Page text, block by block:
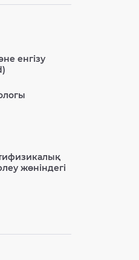
енгізу
жөніндегі